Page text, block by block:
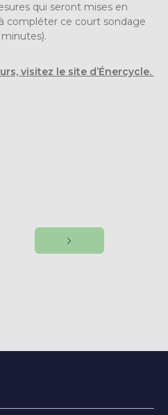
qui seront mises en
compléter ce court sondage
visitez le site d’Énercycle.